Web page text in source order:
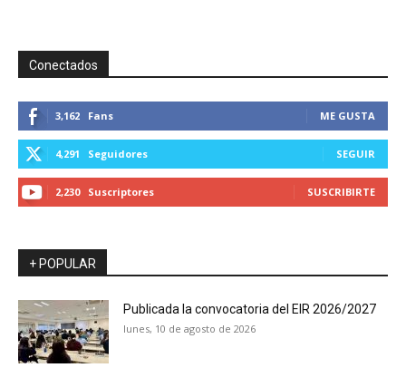
Conectados
3,162 Fans ME GUSTA
4,291 Seguidores SEGUIR
2,230 Suscriptores SUSCRIBIRTE
+ POPULAR
Publicada la convocatoria del EIR 2026/2027
lunes, 10 de agosto de 2026